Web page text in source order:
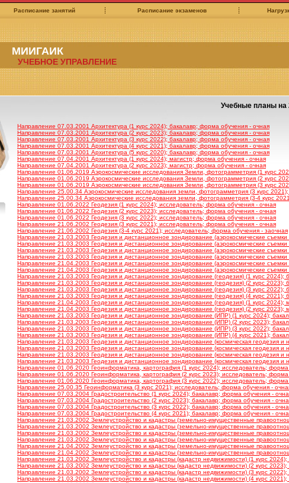
Расписание занятий Расписание экзаменов
МИИГАИК
УЧЕБНОЕ УПРАВЛЕНИЕ
Учебные планы на
Направление 07.03.2001 Архитектура (1 курс 2024); бакалавр; форма обучения - очная
Направление 07.03.2001 Архитектура (2 курс 2023); бакалавр; форма обучения - очная
Направление 07.03.2001 Архитектура (3 курс 2022); бакалавр; форма обучения - очная
Направление 07.03.2001 Архитектура (4 курс 2021); бакалавр; форма обучения - очная
Направление 07.03.2001 Архитектура (5 курс 2020); бакалавр; форма обучения - очная
Направление 07.04.2001 Архитектура (1 курс 2024); магистр; форма обучения - очная
Направление 07.04.2001 Архитектура (2 курс 2023); магистр; форма обучения - очная
Направление 01.06.2019 Аэрокосмические исследования Земли, фотограмметрия (1 курс
Направление 01.06.2019 Аэрокосмические исследования Земли, фотограмметрия (2 курс
Направление 01.06.2019 Аэрокосмические исследования Земли, фотограмметрия (3 курс
Направление 25.00.34 Аэрокосмические исследования земли, фотограмметрия (3 курс
Направление 25.00.34 Аэрокосмические исследования земли, фотограмметрия (3-4 курс
Направление 01.06.2022 Геодезия (1 курс 2024); исследователь; форма обучения - очная
Направление 01.06.2022 Геодезия (2 курс 2023); исследователь; форма обучения - очная
Направление 01.06.2022 Геодезия (3 курс 2022); исследователь; форма обучения - очная
Направление 21.06.2002 Геодезия (3 курс 2021); исследователь; форма обучения - очная
Направление 21.06.2002 Геодезия (3-4 курс 2021); исследователь; форма обучения - заочная
Направление 21.03.2003 Геодезия и дистанционное зондирование (аэрокосмические
Направление 21.03.2003 Геодезия и дистанционное зондирование (аэрокосмические
Направление 21.03.2003 Геодезия и дистанционное зондирование (аэрокосмические
Направление 21.03.2003 Геодезия и дистанционное зондирование (аэрокосмические
Направление 21.04.2003 Геодезия и дистанционное зондирование (аэрокосмические
Направление 21.04.2003 Геодезия и дистанционное зондирование (аэрокосмические
Направление 21.03.2003 Геодезия и дистанционное зондирование (геодезия) (1 курс 2024);
Направление 21.03.2003 Геодезия и дистанционное зондирование (геодезия) (2 курс 2023);
Направление 21.03.2003 Геодезия и дистанционное зондирование (геодезия) (3 курс 2022);
Направление 21.03.2003 Геодезия и дистанционное зондирование (геодезия) (4 курс 2021);
Направление 21.04.2003 Геодезия и дистанционное зондирование (геодезия) (1 курс 2024);
Направление 21.04.2003 Геодезия и дистанционное зондирование (геодезия) (2 курс 2023);
Направление 21.03.2003 Геодезия и дистанционное зондирование (ИПР) (1 курс 2024);
Направление 21.03.2003 Геодезия и дистанционное зондирование (ИПР) (2 курс 2023);
Направление 21.03.2003 Геодезия и дистанционное зондирование (ИПР) (3 курс 2022);
Направление 21.03.2003 Геодезия и дистанционное зондирование (ИПР) (4 курс 2021);
Направление 21.03.2003 Геодезия и дистанционное зондирование (космическая геодезия и
Направление 21.03.2003 Геодезия и дистанционное зондирование (космическая геодезия и
Направление 21.03.2003 Геодезия и дистанционное зондирование (космическая геодезия и
Направление 21.03.2003 Геодезия и дистанционное зондирование (космическая геодезия и
Направление 01.06.2020 Геоинформатика, картография (1 курс 2024); исследователь; форма
Направление 01.06.2020 Геоинформатика, картография (2 курс 2023); исследователь; форма
Направление 01.06.2020 Геоинформатика, картография (3 курс 2022); исследователь; форма
Направление 25.00.35 Геоинформатика (3 курс 2021); исследователь; форма обучения -
Направление 07.03.2004 Градостроительство (1 курс 2024); бакалавр; форма обучения -
Направление 07.03.2004 Градостроительство (2 курс 2023); бакалавр; форма обучения -
Направление 07.03.2004 Градостроительство (3 курс 2022); бакалавр; форма обучения -
Направление 07.03.2004 Градостроительство (4 курс 2021); бакалавр; форма обучения -
Направление 21.03.2002 Землеустройство и кадастры (земельно-имущественные
Направление 21.03.2002 Землеустройство и кадастры (земельно-имущественные
Направление 21.03.2002 Землеустройство и кадастры (земельно-имущественные
Направление 21.03.2002 Землеустройство и кадастры (земельно-имущественные
Направление 21.04.2002 Землеустройство и кадастры (земельно-имущественные
Направление 21.04.2002 Землеустройство и кадастры (земельно-имущественные
Направление 21.03.2002 Землеустройство и кадастры (кадастр недвижимости) (1 курс
Направление 21.03.2002 Землеустройство и кадастры (кадастр недвижимости) (2 курс
Направление 21.03.2002 Землеустройство и кадастры (кадастр недвижимости) (3 курс
Направление 21.03.2002 Землеустройство и кадастры (кадастр недвижимости) (4 курс